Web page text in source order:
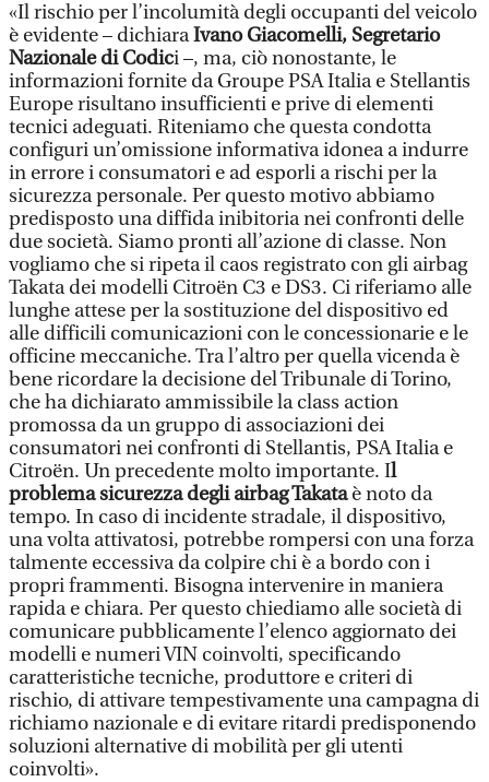
«Il rischio per l’incolumità degli occupanti del veicolo
è evidente – dichiaraIvano Giacomelli, Segretario
Nazionale di Codici –, ma, ciò nonostante, le
informazioni fornite da Groupe PSA Italia e Stellantis
Europe risultano insufficienti e prive di elementi
tecnici adeguati. Riteniamo che questa condotta
configuri un’omissione informativa idonea a indurre
in errore i consumatori e ad esporli a rischi per la
sicurezza personale. Per questo motivo abbiamo
predisposto una diffida inibitoria nei confronti delle
due società. Siamo pronti all’azione di classe. Non
vogliamo che si ripeta il caos registrato con gli airbag
Takata dei modelli Citroën C3 e DS3. Ci riferiamo alle
lunghe attese per la sostituzione del dispositivo ed
alle difficili comunicazioni con le concessionarie e le
officine meccaniche. Tra l’altro per quella vicenda è
bene ricordare la decisione del Tribunale di Torino,
che ha dichiarato ammissibile la class action
promossa da un gruppo di associazioni dei
consumatori nei confronti di Stellantis, PSA Italia e
Citroën. Un precedente molto importante. Il
problema sicurezza degli airbag Takataè noto da
tempo. In caso di incidente stradale, il dispositivo,
una volta attivatosi, potrebbe rompersi con una forza
talmente eccessiva da colpire chi è a bordo con i
propri frammenti. Bisogna intervenire in maniera
rapida e chiara. Per questo chiediamo alle società di
comunicare pubblicamente l’elenco aggiornato dei
modelli e numeri VIN coinvolti, specificando
caratteristiche tecniche, produttore e criteri di
rischio, di attivare tempestivamente una campagna di
richiamo nazionale e di evitare ritardi predisponendo
soluzioni alternative di mobilità per gli utenti
coinvolti».